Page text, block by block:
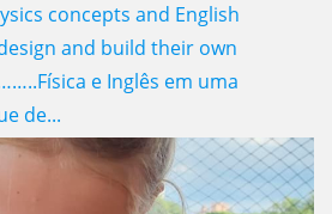
concepts and English
and build their own
e Inglês em uma
de...